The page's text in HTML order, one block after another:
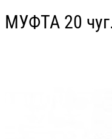
МУФТА 20